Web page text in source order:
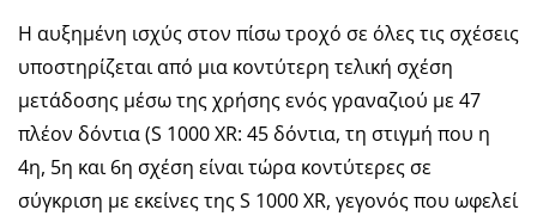
Η αυξημένη ισχύς στον πίσω τροχό σε όλες τις σχέσεις
υποστηρίζεται από μια κοντύτερη τελική σχέση
μετάδοσης μέσω της χρήσης ενός γραναζιού με 47
πλέον δόντια (S 1000 XR: 45 δόντια, τη στιγμή που η
4η, 5η και 6η σχέση είναι τώρα κοντύτερες σε
σύγκριση με εκείνες της S 1000 XR, γεγονός που ωφελεί